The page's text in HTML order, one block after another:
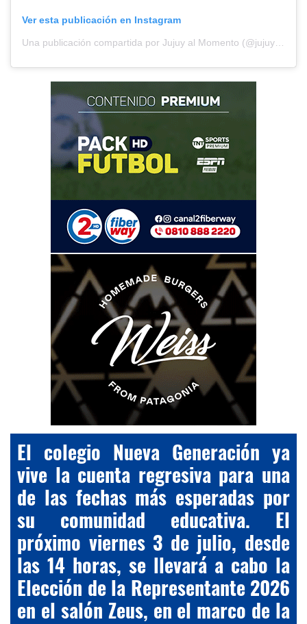
Ver esta publicación en Instagram
Una publicación compartida por Jujuy al Momento (@jujuyalmomento)
El colegio Nueva Generación ya
vive la cuenta regresiva para una
de las fechas más esperadas por
su comunidad educativa. El
próximo viernes 3 de julio, desde
las 14 horas, se llevará a cabo la
Elección de la Representante 2026
en el salón Zeus, en el marco de la